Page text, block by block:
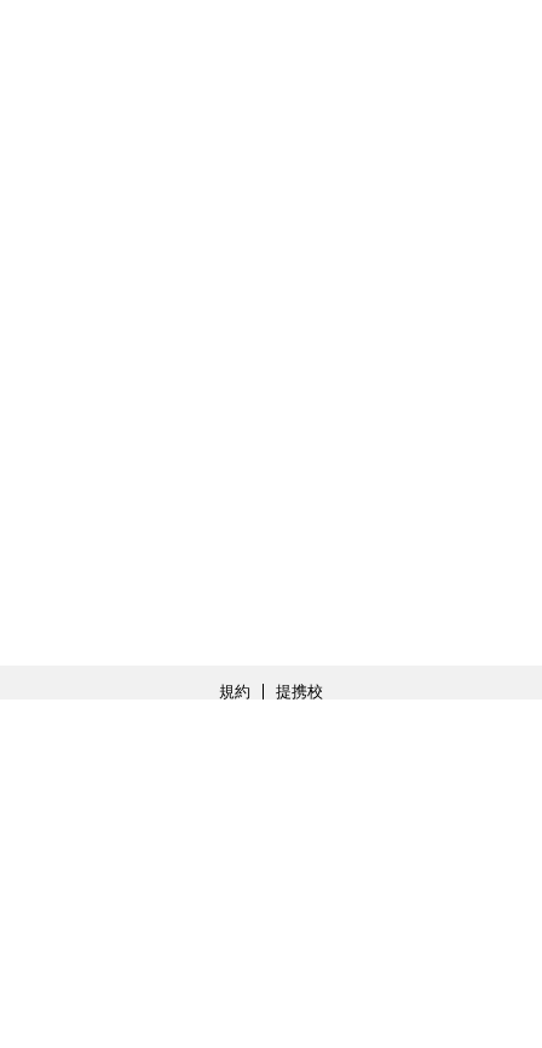
規約 提携校